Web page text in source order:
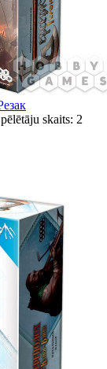
skaits: 2